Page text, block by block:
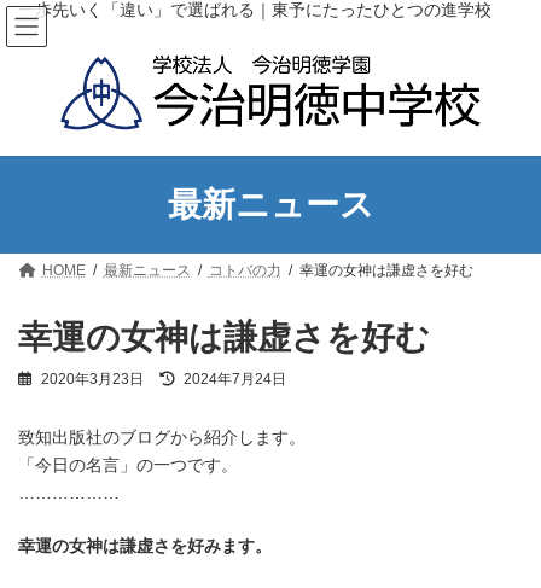
コ
ン
テ
キ
ナ
ビ
ゲ
に
一歩先いく「違い」で選ばれる｜東予にたったひとつの進学校
最新ニュース
HOME 最新ニュース コトバの力 幸運の女神は謙虚さを好む
幸運の女神は謙虚さを好む
2020年3月23日
最
新
日
2024年7月24日
致知出版社のブログから紹介します。
「今日の名言」の一つです。
………………
幸運の女神は謙虚さを好みます。